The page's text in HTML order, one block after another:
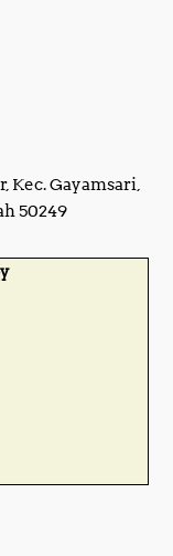
Kec. Gayamsari,
50249